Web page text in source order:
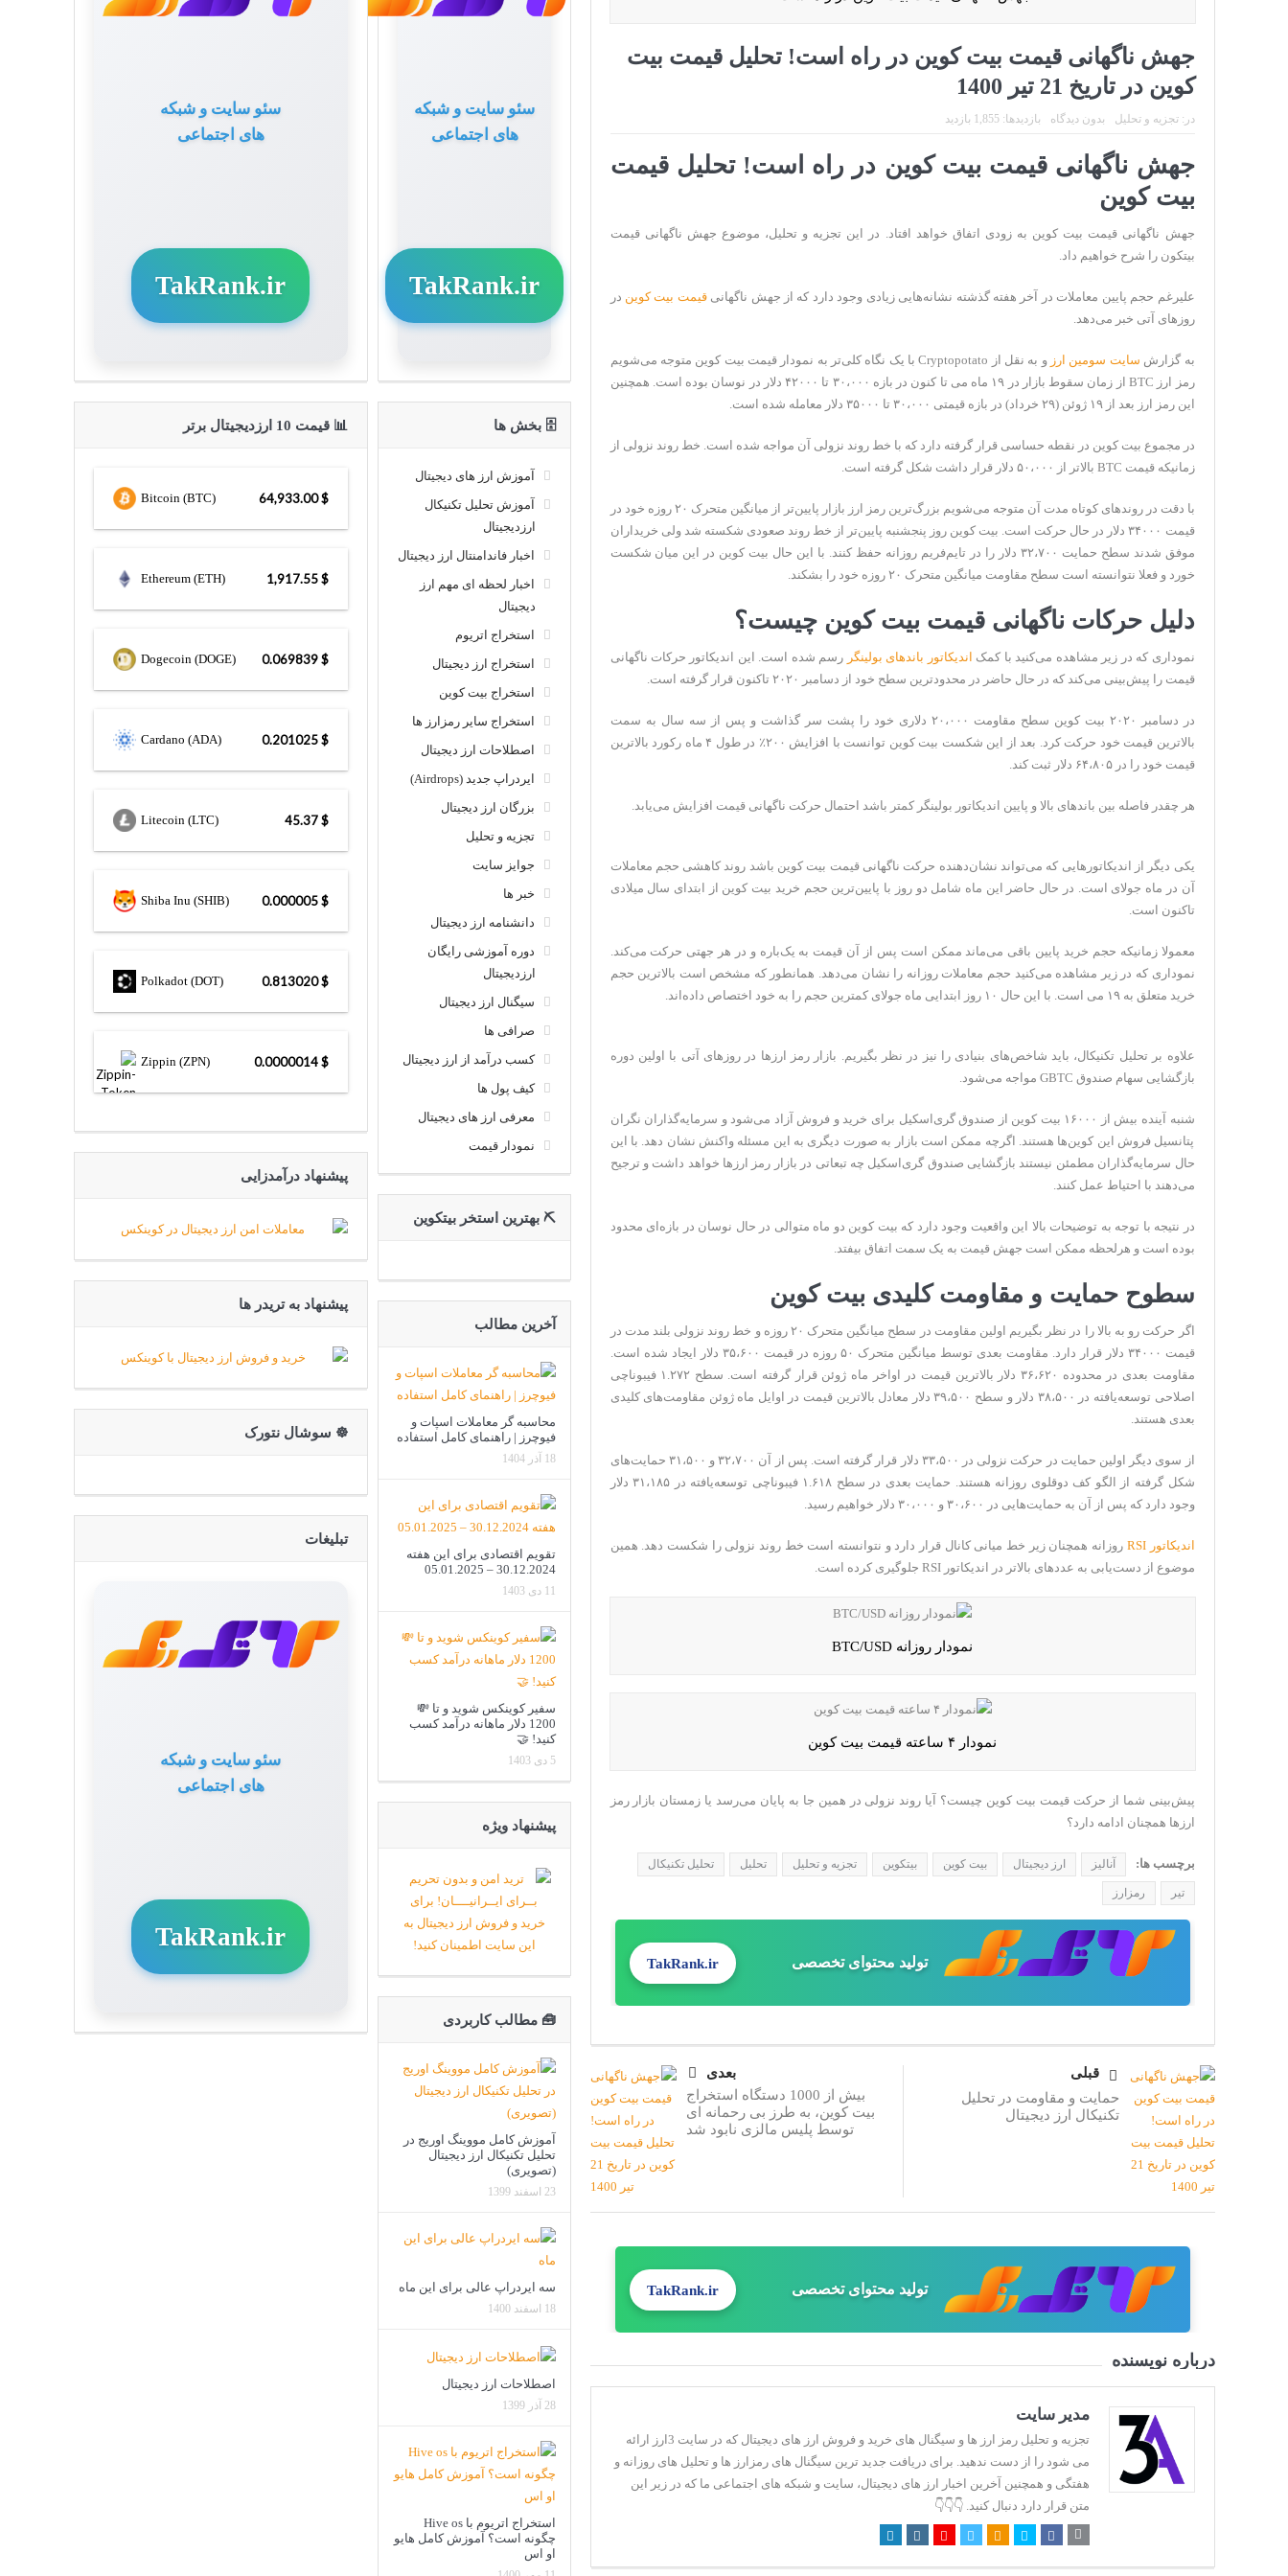
جهش ناگهانی قیمت بیت کوین در راه است! تحلیل قیمت بیت
کوین در تاریخ 21 تیر 1400
در:تجزیه و تحلیل بدون دیدگاه بازدیدها: 1,855 بازدید
جهش ناگهانی قیمت بیت کوین در راه است! تحلیل قیمت
بیت کوین
جهش ناگهانی قیمت بیت کوین به زودی اتفاق خواهد افتاد. در این تجزیه و تحلیل، موضوع جهش ناگهانی قیمت
بیتکون را شرح خواهیم داد.
علیرغم حجم پایین معاملات در آخر هفته گذشته نشانه‌هایی زیادی وجود دارد که از جهش ناگهانیقیمت بیت کوین در
روزهای آتی خبر می‌دهد.
به گزارش سایت سومین ارز
و به نقل از Cryptopotato با یک نگاه کلی‌تر به نمودار قیمت بیت کوین متوجه می‌شویم
رمز ارز BTC از زمان سقوط بازار در ۱۹ ماه می تا کنون در بازه ۳۰،۰۰۰ تا ۴۲۰۰۰ دلار در نوسان بوده است. همچنین
این رمز ارز بعد از ۱۹ ژوئن (۲۹ خرداد) در بازه قیمتی ۳۰،۰۰۰ تا ۳۵۰۰۰ دلار معامله شده است.
در مجموع بیت کوین در نقطه حساسی قرار گرفته دارد که با خط روند نزولی آن مواجه شده است. خط روند نزولی از
زمانیکه قیمت BTC بالاتر از ۵۰،۰۰۰ دلار قرار داشت شکل گرفته است.
با دقت در روندهای کوتاه مدت آن متوجه می‌شویم بزرگ‌ترین رمز ارز بازار پایین‌تر از میانگین متحرک ۲۰ روزه خود در
قیمت ۳۴۰۰۰ دلار در حال حرکت است. بیت کوین روز پنجشنبه پایین‌تر از خط روند صعودی شکسته شد ولی خریداران
موفق شدند سطح حمایت ۳۲،۷۰۰ دلار را در تایم‌فریم روزانه حفظ کنند. با این حال بیت کوین در این میان شکست
خورد و فعلا نتوانسته است سطح مقاومت میانگین متحرک ۲۰ روزه خود را بشکند.
دلیل حرکات ناگهانی قیمت بیت کوین چیست؟
نموداری که در زیر مشاهده می‌کنید با کمک اندیکاتور باندهای بولینگر رسم شده است. این اندیکاتور حرکات ناگهانی
قیمت را پیش‌بینی می‌کند که در حال حاضر در محدودترین سطح خود از دسامبر ۲۰۲۰ تاکنون قرار گرفته است.
در دسامبر ۲۰۲۰ بیت کوین سطح مقاومت ۲۰،۰۰۰ دلاری خود را پشت سر گذاشت و پس از سه سال به سمت
بالاترین قیمت خود حرکت کرد. بعد از این شکست بیت کوین توانست با افزایش ۲۰۰٪ در طول ۴ ماه رکورد بالاترین
قیمت خود را در ۶۴،۸۰۵ دلار ثبت کند.
هر چقدر فاصله بین باندهای بالا و پایین اندیکاتور بولینگر کمتر باشد احتمال حرکت ناگهانی قیمت افزایش می‌یابد.
یکی دیگر از اندیکاتورهایی که می‌تواند نشان‌دهنده حرکت ناگهانی قیمت بیت کوین باشد روند کاهشی حجم معاملات
آن در ماه جولای است. در حال حاضر این ماه شامل دو روز با پایین‌ترین حجم خرید بیت کوین از ابتدای سال میلادی
تاکنون است.
معمولا زمانیکه حجم خرید پایین باقی می‌ماند ممکن است پس از آن قیمت به یک‌باره و در هر جهتی حرکت می‌کند.
نموداری که در زیر مشاهده می‌کنید حجم معاملات روزانه را نشان می‌دهد. همانطور که مشخص است بالاترین حجم
خرید متعلق به ۱۹ می است. با این حال ۱۰ روز ابتدایی ماه جولای کمترین حجم را به خود اختصاص داده‌اند.
علاوه بر تحلیل تکنیکال، باید شاخص‌های بنیادی را نیز در نظر بگیریم. بازار رمز ارزها در روزهای آتی با اولین دوره
بازگشایی سهام صندوق GBTC مواجه می‌شود.
شنبه آینده بیش از ۱۶۰۰۰ بیت کوین از صندوق گری‌اسکیل برای خرید و فروش آزاد می‌شود و سرمایه‌گذاران نگران
پتانسیل فروش این کوین‌ها هستند. اگرچه ممکن است بازار به صورت دیگری به این مسئله واکنش نشان دهد. با این
حال سرمایه‌گذاران مطمئن نیستند بازگشایی صندوق گری‌اسکیل چه تبعاتی در بازار رمز ارزها خواهد داشت و ترجیح
می‌دهند با احتیاط عمل کنند.
در نتیجه با توجه به توضیحات بالا این واقعیت وجود دارد که بیت کوین دو ماه متوالی در حال نوسان در بازه‌ای محدود
بوده است و هرلحظه ممکن است جهش قیمت به یک سمت اتفاق بیفتد.
سطوح حمایت و مقاومت کلیدی بیت کوین
اگر حرکت رو به بالا را در نظر بگیریم اولین مقاومت در سطح میانگین متحرک ۲۰ روزه و خط روند نزولی بلند مدت در
قیمت ۳۴۰۰۰ دلار قرار دارد. مقاومت بعدی توسط میانگین متحرک ۵۰ روزه در قیمت ۳۵،۶۰۰ دلار ایجاد شده است.
مقاومت بعدی در محدوده ۳۶،۶۲۰ دلار بالاترین قیمت در اواخر ماه ژوئن قرار گرفته است. سطح ۱.۲۷۲ فیبوناچی
اصلاحی توسعه‌یافته در ۳۸،۵۰۰ دلار و سطح ۳۹،۵۰۰ دلار معادل بالاترین قیمت در اوایل ماه ژوئن مقاومت‌های کلیدی
بعدی هستند.
از سوی دیگر اولین حمایت در حرکت نزولی در ۳۳،۵۰۰ دلار قرار گرفته است. پس از آن ۳۲،۷۰۰ و ۳۱،۵۰۰ حمایت‌های
شکل گرفته از الگو کف دوقلوی روزانه هستند. حمایت بعدی در سطح ۱.۶۱۸ فیبوناچی توسعه‌یافته در ۳۱،۱۸۵ دلار
وجود دارد که پس از آن به حمایت‌هایی در ۳۰،۶۰۰ و ۳۰،۰۰۰ دلار خواهیم رسید.
اندیکاتور RSI
روزانه همچنان زیر خط میانی کانال قرار دارد و نتوانسته است خط روند نزولی را شکست دهد. همین
موضوع از دست‌یابی به عددهای بالاتر در اندیکاتور RSI جلوگیری کرده است.
نمودار روزانه BTC/USD
نمودار ۴ ساعته قیمت بیت کوین
پیش‌بینی شما از حرکت قیمت بیت کوین چیست؟ آیا روند نزولی در همین جا به پایان می‌رسد یا زمستان بازار رمز
ارزها همچنان ادامه دارد؟
برچسب ها: آنالیز ارز دیجیتال بیت کوین بیتکوین تجزیه و تحلیل تحلیل تحلیل تکنیکال
تیر رمزارز
تولید محتوای تخصصی TakRank.ir
قبلی
حمایت و مقاومت در تحلیل
تکنیکال ارز دیجیتال
بعدی
بیش از 1000 دستگاه استخراج
بیت کوین، به طرز بی رحمانه ای
توسط پلیس مالزی نابود شد
تولید محتوای تخصصی TakRank.ir
درباره نویسنده
مدیر سایت
تجزیه و تحلیل رمز ارز ها و سیگنال های خرید و فروش ارز های دیجیتال که در سایت 3ارز ارائه
می شود را از دست ندهید. برای دریافت جدید ترین سیگنال های رمزارز ها و تحلیل های روزانه و
هفتگی و همچنین آخرین اخبار ارز های دیجیتال، سایت و شبکه های اجتماعی ما که در زیر این
متن قرار دارد دنبال کنید. 👇👇👇
سئو سایت و شبکه
های اجتماعی
TakRank.ir
🗄 بخش ها
آموزش ارز های دیجیتال
آموزش تحلیل تکنیکال
ارزدیجیتال
اخبار فاندامنتال ارز دیجیتال
اخبار لحظه ای مهم ارز
دیجیتال
استخراج اتریوم
استخراج ارز دیجیتال
استخراج بیت کوین
استخراج سایر رمزارز ها
اصطلاحات ارز دیجیتال
ایردراپ جدید (Airdrops)
بزرگان ارز دیجیتال
تجزیه و تحلیل
جوایز سایت
خبر ها
دانشنامه ارز دیجیتال
دوره آموزشی رایگان
ارزدیجیتال
سیگنال ارز دیجیتال
صرافی ها
کسب درآمد از ارز دیجیتال
کیف پول ها
معرفی ارز های دیجیتال
نمودار قیمت
⛏ بهترین استخر بیتکوین
آخرین مطالب
محاسبه گر معاملات اسپات و
فیوچرز | راهنمای کامل استفاده
18 آذر 1404
تقویم اقتصادی برای این هفته
30.12.2024 – 05.01.2025
11 دی 1403
سفیر کوینکس شوید و تا 💸
1200 دلار ماهانه درآمد کسب
کنید! 🤝
5 دی 1403
پیشنهاد ویژه
🧰 مطالب کاربردی
آموزش کامل مووینگ اوریج در
تحلیل تکنیکال ارز دیجیتال
(تصویری)
23 اسفند 1399
سه ایردراپ عالی برای این ماه
18 اسفند 1400
اصطلاحات ارز دیجیتال
28 آذر 1399
استخراج اتریوم با Hive os
چگونه است؟ آموزش کامل هایو
او اس
سئو سایت و شبکه
های اجتماعی
TakRank.ir
📊 قیمت 10 ارزدیجیتال برتر
Bitcoin (BTC) $ 64,933.00
Ethereum (ETH) $ 1,917.55
Dogecoin (DOGE) $ 0.069839
Cardano (ADA) $ 0.201025
Litecoin (LTC) $ 45.37
Shiba Inu (SHIB) $ 0.000005
Polkadot (DOT) $ 0.813020
Zippin (ZPN) $ 0.0000014
پیشنهاد درآمدزایی
پیشنهاد به تریدر ها
☸️ سوشال نتورک
تبلیغات
سئو سایت و شبکه
های اجتماعی
TakRank.ir